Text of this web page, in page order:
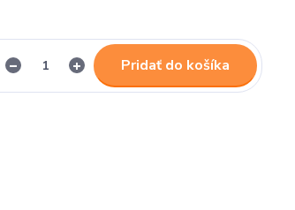
Pridať do košíka